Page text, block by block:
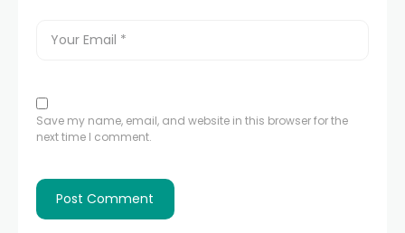
Save my name, email, and website in this browser for the
next time I comment.